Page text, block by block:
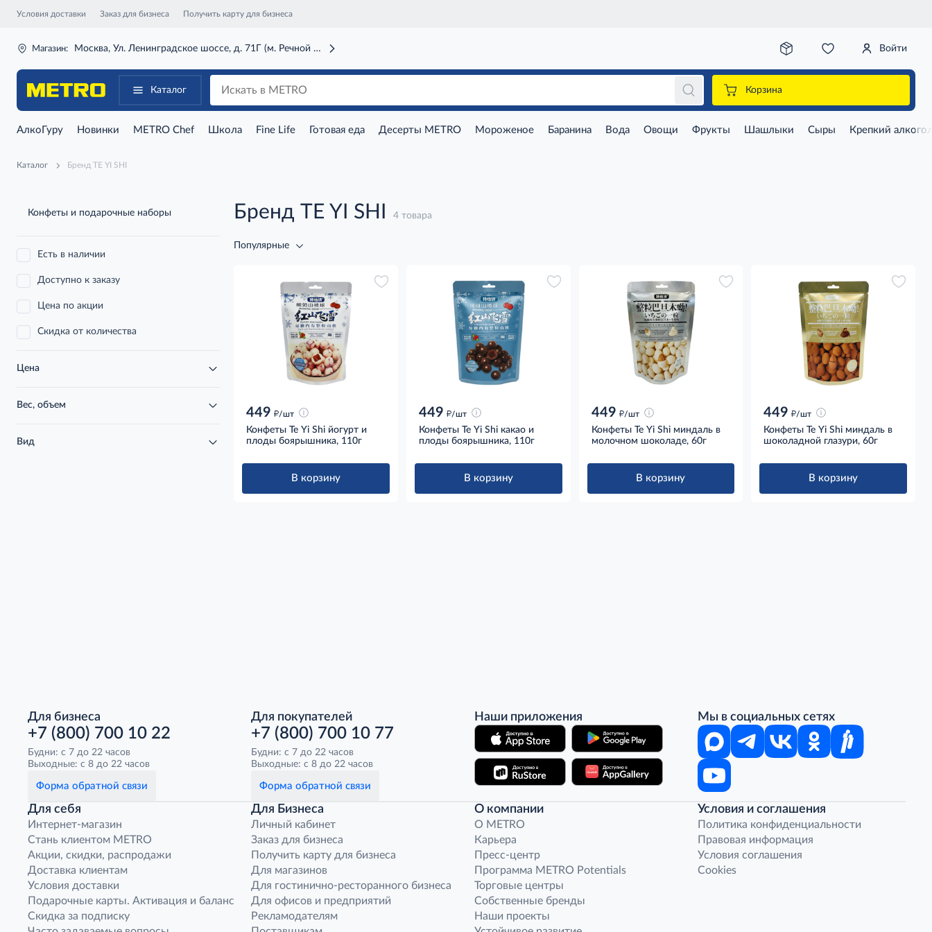
Условия доставки Заказ для бизнеса Получить карту для бизнеса
Магазин: Москва, Ул. Ленинградское шоссе, д. 71Г (м. Речной вокзал) Войти
Каталог Корзина
АлкоГуру Новинки METRO Chef Школа Fine Life Готовая еда Десерты METRO Мороженое Баранина Вода Овощи Фрукты Шашлыки Сыры Крепкий
Каталог Бренд TE YI SHI
Конфеты и подарочные наборы
Есть в наличии
Доступно к заказу
Цена по акции
Скидка от количества
Цена
Вес, объем
Вид
Бренд TE YI SHI 4 товара
Популярные
449 д/шт
Конфеты Te Yi Shi йогурт и
плоды боярышника, 110г
В корзину
449 д/шт
Конфеты Te Yi Shi какао и
плоды боярышника, 110г
В корзину
449 д/шт
Конфеты Te Yi Shi миндаль в
молочном шоколаде, 60г
В корзину
449 д/шт
Конфеты Te Yi Shi миндаль в
шоколадной глазури, 60г
В корзину
Для бизнеса
+7 (800) 700 10 22
Будни: с 7 до 22 часов
Выходные: с 8 до 22 часов
Форма обратной связи
Для покупателей
+7 (800) 700 10 77
Будни: с 7 до 22 часов
Выходные: с 8 до 22 часов
Форма обратной связи
Наши приложения Мы в социальных сетях
Для себя
Интернет-магазин
Стань клиентом METRO
Акции, скидки, распродажи
Доставка клиентам
Условия доставки
Подарочные карты. Активация и баланс
Скидка за подписку
Для Бизнеса
Личный кабинет
Заказ для бизнеса
Получить карту для бизнеса
Для магазинов
Для гостинично-ресторанного бизнеса
Для офисов и предприятий
Рекламодателям
О компании
O METRO
Карьера
Пресс-центр
Программа METRO Potentials
Торговые центры
Собственные бренды
Наши проекты
Условия и соглашения
Политика конфиденциальности
Правовая информация
Условия соглашения
Cookies